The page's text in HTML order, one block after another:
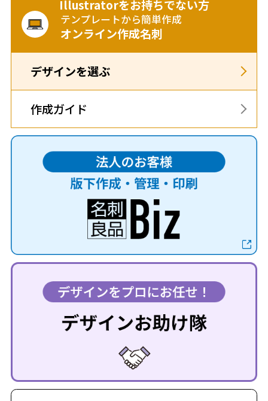
Illustratorをお持ちでない方
テンプレートから簡単作成
オンライン作成名刺
デザインを選ぶ
作成ガイド